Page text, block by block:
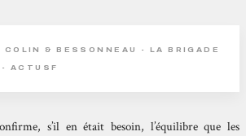
& BESSONNEAU - LA BRIGADE
ACTUSF
s’il en était besoin, l’équilibre que les